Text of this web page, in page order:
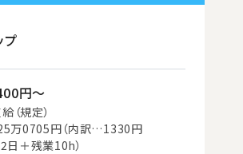
プ
円〜
（規定）
万0705円（内訳…1330円
＋残業10h）